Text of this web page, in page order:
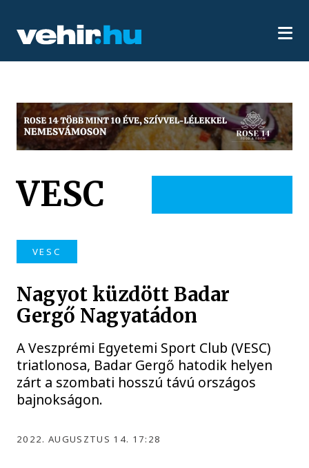
VESC
VESC
Nagyot küzdött Badar
Gergő Nagyatádon
A Veszprémi Egyetemi Sport Club (VESC)
triatlonosa, Badar Gergő hatodik helyen
zárt a szombati hosszú távú országos
bajnokságon.
2022. AUGUSZTUS 14. 17:28